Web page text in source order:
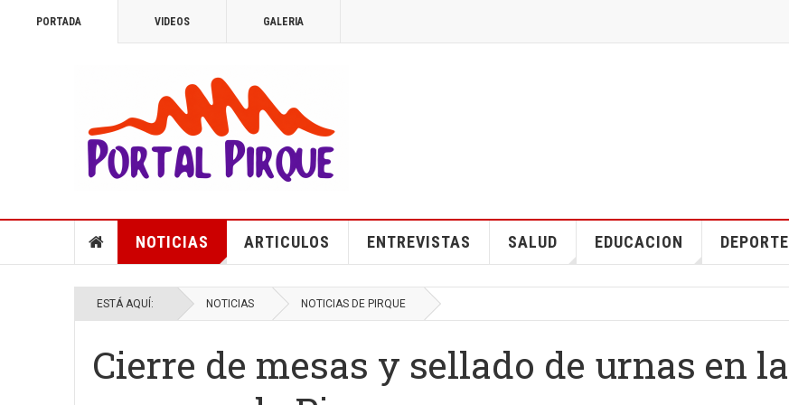
PORTADA VIDEOS GALERIA
NOTICIAS ARTICULOS ENTREVISTAS SALUD EDUCACION DEPORTE
ESTÁ AQUÍ: NOTICIAS NOTICIAS DE PIRQUE
Cierre de mesas y sellado de urnas en la